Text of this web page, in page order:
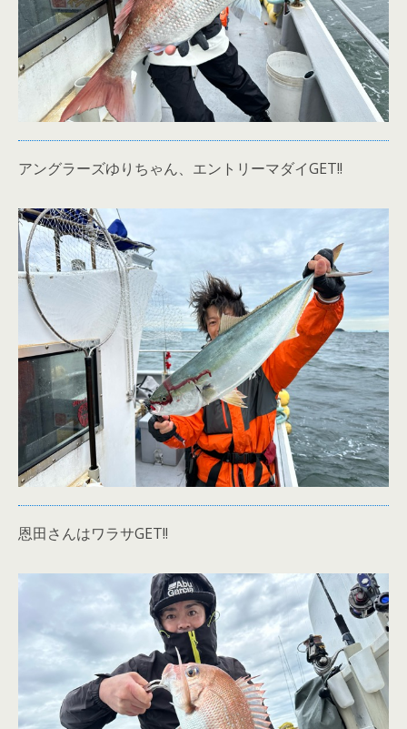
アングラーズゆりちゃん、エントリーマダイGET!!
恩田さんはワラサGET!!